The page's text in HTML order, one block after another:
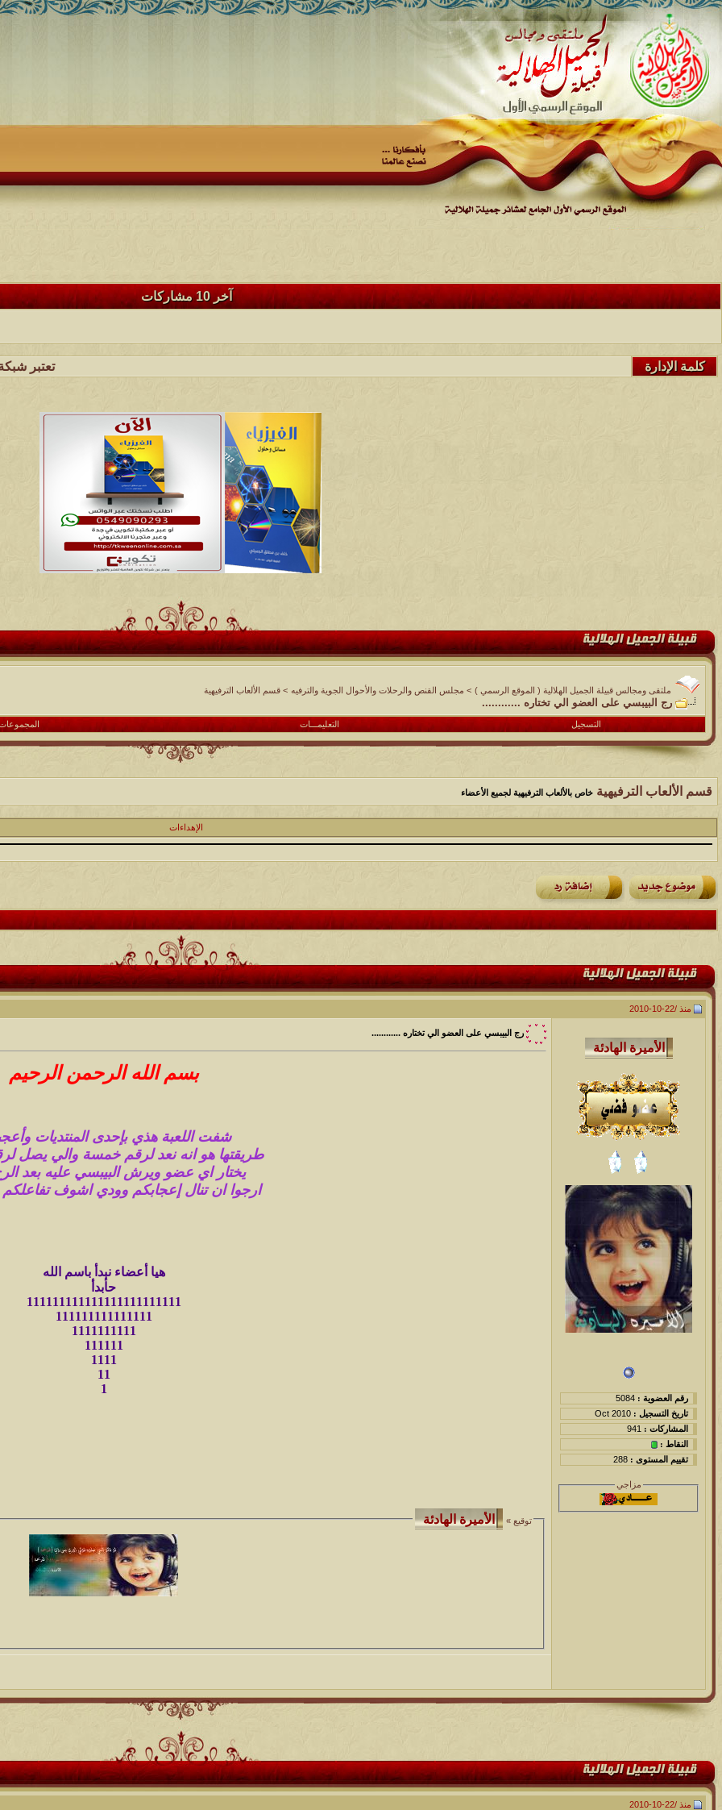
آخر 10 مشاركات
تعتبر شبكة وملتقى كلمة الإدارة
ملتقى ومجالس قبيلة الجميل الهلالية ( الموقع الرسمي ) > مجلس القنص والرحلات والأحوال الجوية والترفيه > قسم الألعاب الترفيهية
رج البيبسي على العضو الي تختاره ............
التسجيل التعليمـــات
قسم الألعاب الترفيهية خاص بالألعاب الترفيهية لجميع الأعضاء
الإهداءات
منذ /22-10-2010
رقم العضوية : 5084
تاريخ التسجيل : Oct 2010
المشاركات : 941
النقاط :
تقييم المستوى : 288
مزاجي
رج البيبسي على العضو الي تختاره ............
بسم الله الرحمن الرحيم
شفت اللعبة هذي بإحدى المنتديات
طريقتها هو انه نعد لرقم خمسة والي يصل
يختار اي عضو ويرش البيبسي عليه بعد
ارجوا ان تنال إعجابكم وودي اشوف تفاعلكم
هيا أعضاء نبدأ باسم الله
حأبدأ
111111111111111111111111
111111111111111
1111111111
111111
1111
11
1
توقيع »
منذ /22-10-2010